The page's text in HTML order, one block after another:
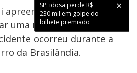
SP: idosa perde R$
230 mil em golpe do
bilhete premiado
apreendido após ser
uma mulher na zona norte
ocorreu durante a
da Brasilândia.